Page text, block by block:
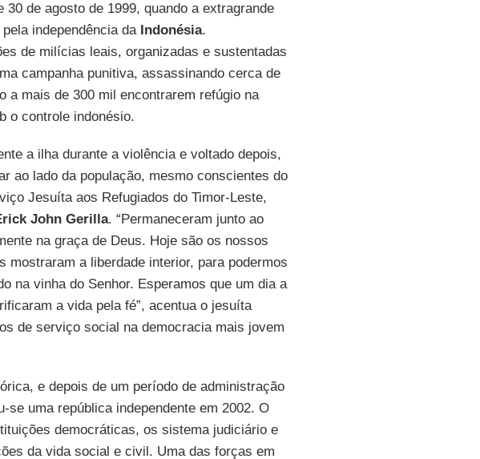
de agosto de 1999, quando a extragrande
independência da Indonésia.
de milícias leais, organizadas e sustentadas
campanha punitiva, assassinando cerca de
a mais de 300 mil encontrarem refúgio na
o controle indonésio.
a ilha durante a violência e voltado depois,
ao lado da população, mesmo conscientes do
Jesuíta aos Refugiados do Timor-Leste,
John Gerilla. “Permaneceram junto ao
na graça de Deus. Hoje são os nossos
mostraram a liberdade interior, para podermos
na vinha do Senhor. Esperamos que um dia a
a vida pela fé”, acentua o jesuíta
de serviço social na democracia mais jovem
e depois de um período de administração
se uma república independente em 2002. O
democráticas, os sistema judiciário e
da vida social e civil. Uma das forças em